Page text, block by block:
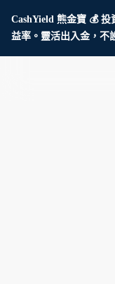
CashYield 熊金寶 💰
益率。靈活出入金，不